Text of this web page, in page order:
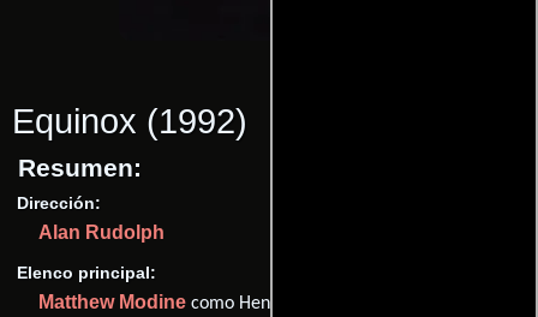
Equinox (1992)
Resumen:
Dirección:
Alan Rudolph
Elenco principal:
Matthew Modine como Henry Petosa /Freddy Ace